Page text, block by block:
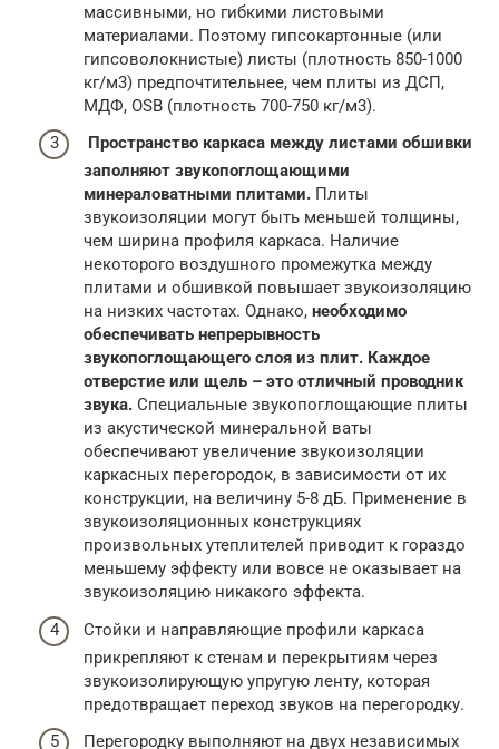
массивными, но гибкими листовыми
материалами. Поэтому гипсокартонные (или
гипсоволокнистые) листы (плотность 850-1000
кг/м3) предпочтительнее, чем плиты из ДСП,
МДФ, OSB (плотность 700-750 кг/м3).
Пространство каркаса между листами обшивки
заполняют звукопоглощающими
минераловатными плитами. Плиты
звукоизоляции могут быть меньшей толщины,
чем ширина профиля каркаса. Наличие
некоторого воздушного промежутка между
плитами и обшивкой повышает звукоизоляцию
на низких частотах. Однако, необходимо
обеспечивать непрерывность
звукопоглощающего слоя из плит. Каждое
отверстие или щель – это отличный проводник
звука. Специальные звукопоглощающие плиты
из акустической минеральной ваты
обеспечивают увеличение звукоизоляции
каркасных перегородок, в зависимости от их
конструкции, на величину 5-8 дБ. Применение в
звукоизоляционных конструкциях
произвольных утеплителей приводит к гораздо
меньшему эффекту или вовсе не оказывает на
звукоизоляцию никакого эффекта.
Стойки и направляющие профили каркаса
прикрепляют к стенам и перекрытиям через
звукоизолирующую упругую ленту, которая
предотвращает переход звуков на перегородку.
Перегородку выполняют на двух независимых